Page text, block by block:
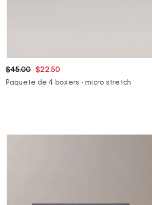
$45.00 $22.50
Paquete de 4 boxers - micro stretch